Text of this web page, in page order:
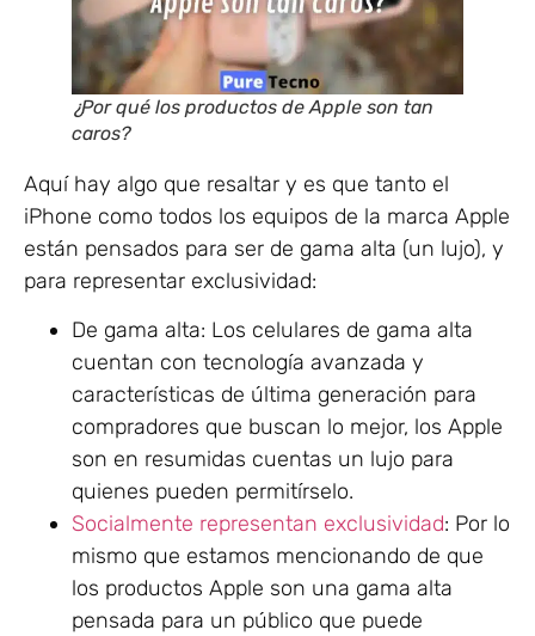
¿Por qué los productos de Apple son tan
caros?
Aquí hay algo que resaltar y es que tanto el
iPhone como todos los equipos de la marca Apple
están pensados para ser de gama alta (un lujo), y
para representar exclusividad:
De gama alta: Los celulares de gama alta
cuentan con tecnología avanzada y
características de última generación para
compradores que buscan lo mejor, los Apple
son en resumidas cuentas un lujo para
quienes pueden permitírselo.
Socialmente representan exclusividad: Por lo
mismo que estamos mencionando de que
los productos Apple son una gama alta
pensada para un público que puede